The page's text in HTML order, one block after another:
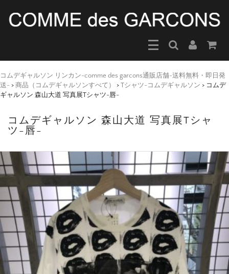
コムデギャルソン リンカン-comme des garcons通販店舗-送料無料・即日発
送- > 商品（コムデギャルソンすべて） > Tシャツ-コムデギャルソン > コムデ
ギャルソン 森山大道 写真展Tシャツ-唇-
コムデギャルソン 森山大道 写真展Tシャ
ツ-唇-